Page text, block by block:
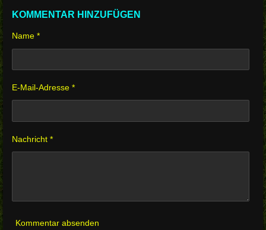
l
l
l
l
KOMMENTAR HINZUFÜGEN
Name *
E-Mail-Adresse *
Nachricht *
Kommentar absenden